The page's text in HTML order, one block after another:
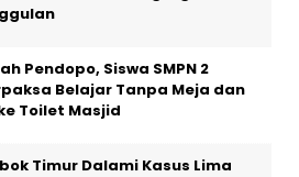
Pendopo, Siswa SMPN 2
Belajar Tanpa Meja dan
Toilet Masjid
Timur Dalami Kasus Lima